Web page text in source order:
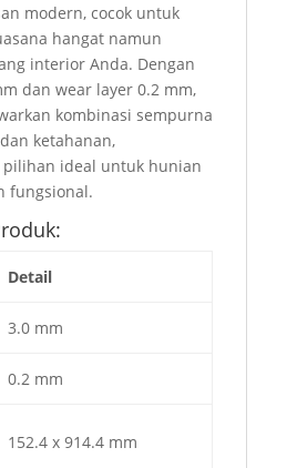
modern, cocok untuk
hangat namun
interior Anda. Dengan
dan wear layer 0.2 mm,
kombinasi sempurna
ketahanan,
pilihan ideal untuk hunian
fungsional.
Detail
3.0 mm
0.2 mm
152.4 x 914.4 mm